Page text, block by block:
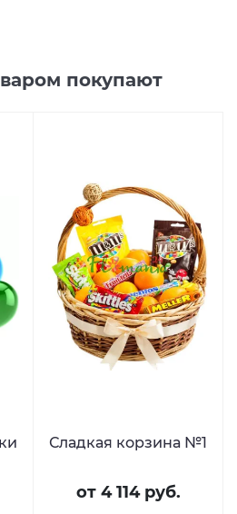
покупают
Сладкая корзина №1
от 4 114 руб.